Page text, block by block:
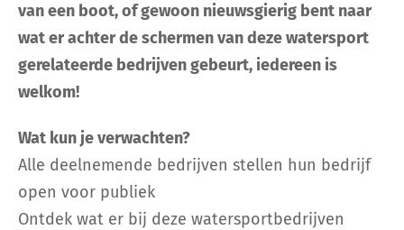
EOC
van een boot, of gewoon nieuwsgierig bent naar
wat er achter de schermen van deze watersport
gerelateerde bedrijven gebeurt, iedereen is
welkom!
Wat kun je verwachten?
Alle deelnemende bedrijven stellen hun bedrijf
open voor publiek
Ontdek wat er bij deze watersportbedrijven